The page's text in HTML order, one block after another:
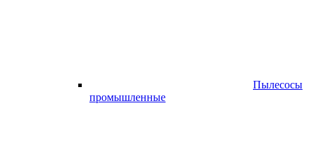
Пылесосы
промышленные